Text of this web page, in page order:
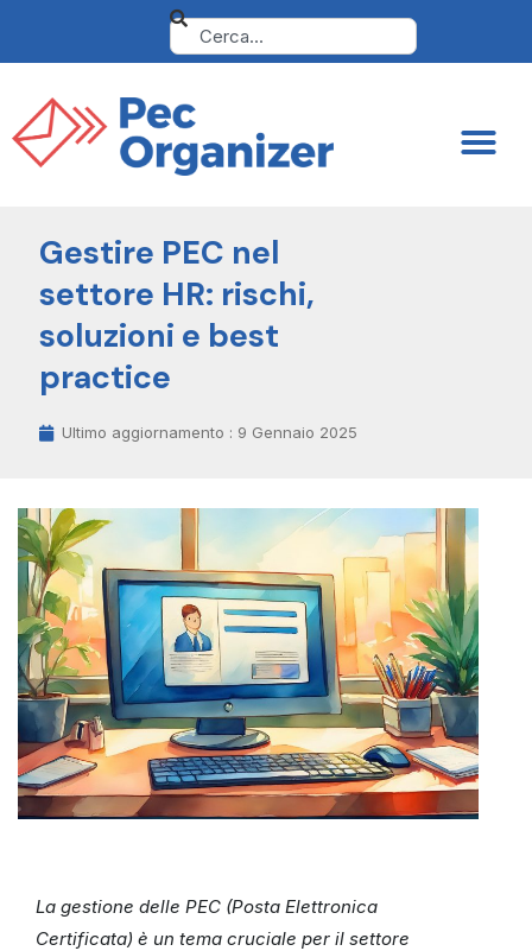
Gestire PEC nel
settore HR: rischi,
soluzioni e best
practice
Ultimo aggiornamento : 9 Gennaio 2025
La gestione delle PEC (Posta Elettronica
Certificata) è un tema cruciale per il settore